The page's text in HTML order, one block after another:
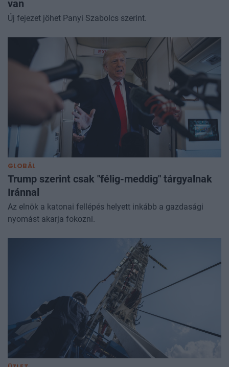
van
Új fejezet jöhet Panyi Szabolcs szerint.
GLOBÁL
Trump szerint csak "félig-meddig" tárgyalnak
Iránnal
Az elnök a katonai fellépés helyett inkább a gazdasági
nyomást akarja fokozni.